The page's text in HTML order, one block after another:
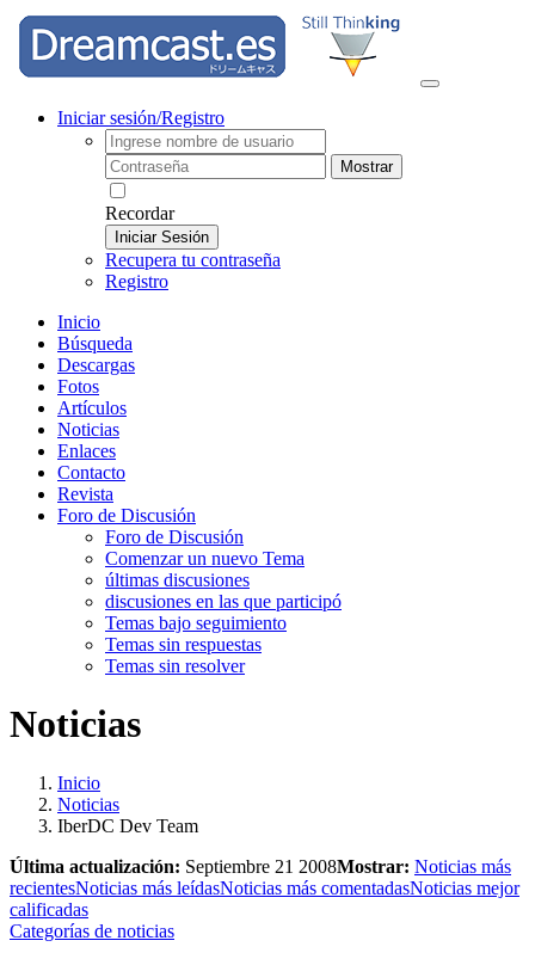
Iniciar sesión/Registro
Mostrar
Recordar
Iniciar Sesión
Recupera tu contraseña
Registro
Inicio
Búsqueda
Descargas
Fotos
Artículos
Noticias
Enlaces
Contacto
Revista
Foro de Discusión
Foro de Discusión
Comenzar un nuevo Tema
últimas discusiones
discusiones en las que participó
Temas bajo seguimiento
Temas sin respuestas
Temas sin resolver
Noticias
Inicio
Noticias
IberDC Dev Team
Última actualización: Septiembre 21 2008Mostrar: Noticias más
recientesNoticias más leídasNoticias más comentadasNoticias mejor
calificadas
Categorías de noticias